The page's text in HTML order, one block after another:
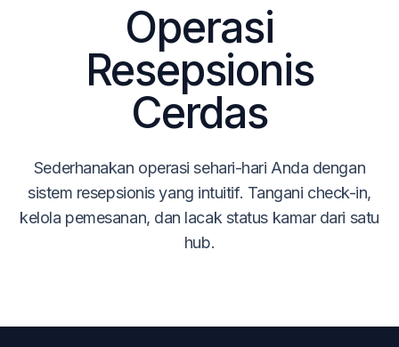
Operasi
Resepsionis
Cerdas
Sederhanakan operasi sehari-hari Anda dengan
sistem resepsionis yang intuitif. Tangani check-in,
kelola pemesanan, dan lacak status kamar dari satu
hub.